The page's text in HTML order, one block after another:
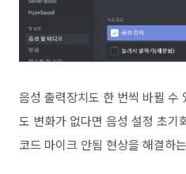
음성 출력장치도 한 번씩 바뀔 수
도 변화가 없다면 음성 설정 초기
코드 마이크 안됨 현상을 해결하